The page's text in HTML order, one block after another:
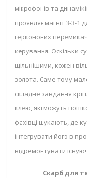
мікрофонів та
проявляє магніт 3-3-1
герконових
керування. Оскільки
щільнішими, кожен
золота. Саме тому
складне завдання
клею, які можуть
фахівці шукають, де
інтегрувати його в
відремонтувати
Скарб для